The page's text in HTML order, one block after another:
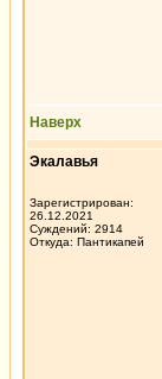
Наверх
Экалавья
Зарегистрирован:
26.12.2021
Суждений: 2914
Откуда: Пантикапей